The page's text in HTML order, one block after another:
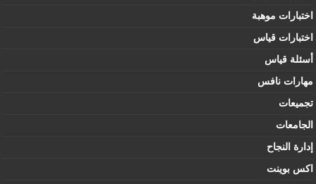
اختبارات موهبة
اختبارات قياس
أسئلة قياس
مهارات نافس
تجميعات
الجامعات
إدارة النجاح
اكس بوينت